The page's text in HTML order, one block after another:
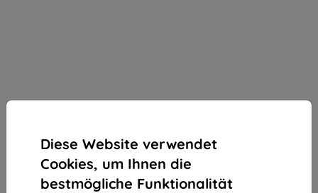
Diese Website verwendet
Cookies, um Ihnen die
bestmögliche Funktionalität